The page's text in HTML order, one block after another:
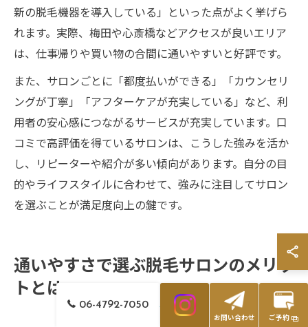
新の脱毛機器を導入している」といった点がよく挙げら
れます。実際、梅田や心斎橋などアクセスが良いエリア
は、仕事帰りや買い物の合間に通いやすいと好評です。
また、サロンごとに「都度払いができる」「カウンセリ
ングが丁寧」「アフターケアが充実している」など、利
用者の安心感につながるサービスが充実しています。口
コミで高評価を得ているサロンは、こうした強みを活か
し、リピーターや紹介が多い傾向があります。自分の目
的やライフスタイルに合わせて、強みに注目してサロン
を選ぶことが満足度向上の鍵です。
通いやすさで選ぶ脱毛サロンのメリッ
トとは
06-4792-7050
お問い合わせ ご予約